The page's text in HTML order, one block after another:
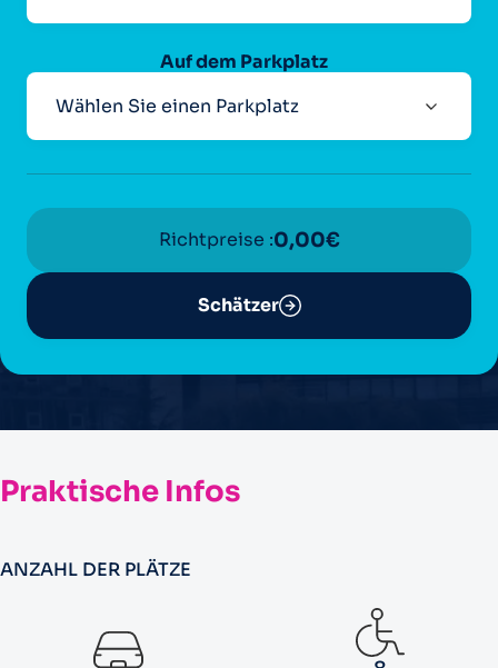
Auf dem Parkplatz
Richtpreise :0,00€
Schätzer
Praktische Infos
ANZAHL DER PLÄTZE